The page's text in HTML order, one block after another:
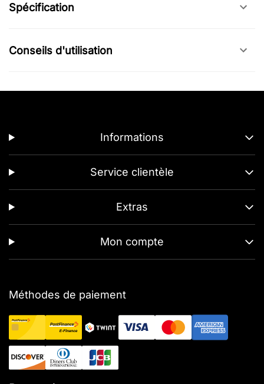
Spécification
Conseils d'utilisation
Informations
Service clientèle
Extras
Mon compte
Méthodes de paiement